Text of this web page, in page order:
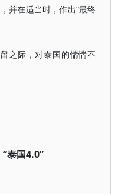
并在适当时，作出“最终
之际，对泰国的惴惴不
泰国4.0”